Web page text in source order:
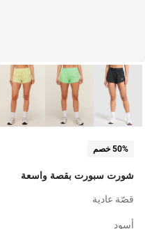
50% خصم
شورت سبورت بقصة واسعة
قصّة عادية
أسود